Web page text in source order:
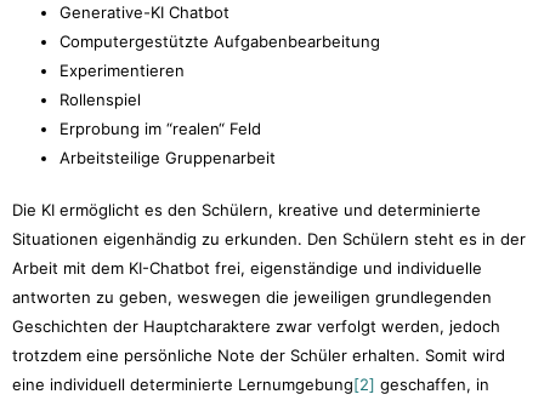
Generative-KI Chatbot
Computergestützte Aufgabenbearbeitung
Experimentieren
Rollenspiel
Erprobung im “realen“ Feld
Arbeitsteilige Gruppenarbeit
Die KI ermöglicht es den Schülern, kreative und determinierte
Situationen eigenhändig zu erkunden. Den Schülern steht es in der
Arbeit mit dem KI-Chatbot frei, eigenständige und individuelle
antworten zu geben, weswegen die jeweiligen grundlegenden
Geschichten der Hauptcharaktere zwar verfolgt werden, jedoch
trotzdem eine persönliche Note der Schüler erhalten. Somit wird
eine individuell determinierte Lernumgebung[2] geschaffen, in